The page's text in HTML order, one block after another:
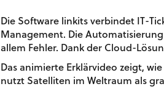
Die Software linkits verbindet IT-
Management. Die
allem Fehler. Dank der Cloud-
Das animierte Erklärvideo zeigt,
nutzt Satelliten im Weltraum als